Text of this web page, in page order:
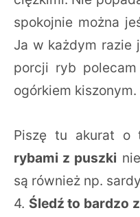
spokojnie można
Ja w każdym razie
porcji ryb
ogórkiem kiszonym.
Piszę tu akurat o
rybami z puszki
są również np.
4. Śledź to bardzo